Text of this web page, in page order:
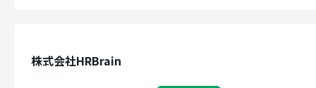
株式会社HRBrain